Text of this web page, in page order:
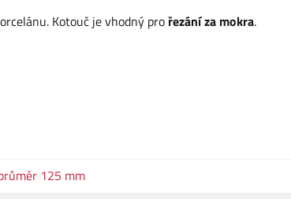
Kotouč je vhodný prořezání za mokra.
125 mm